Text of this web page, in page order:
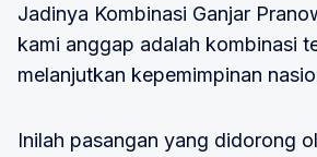
Jadinya Kombinasi Ganjar
kami anggap adalah kombinasi
melanjutkan kepemimpinan
Inilah pasangan yang didorong